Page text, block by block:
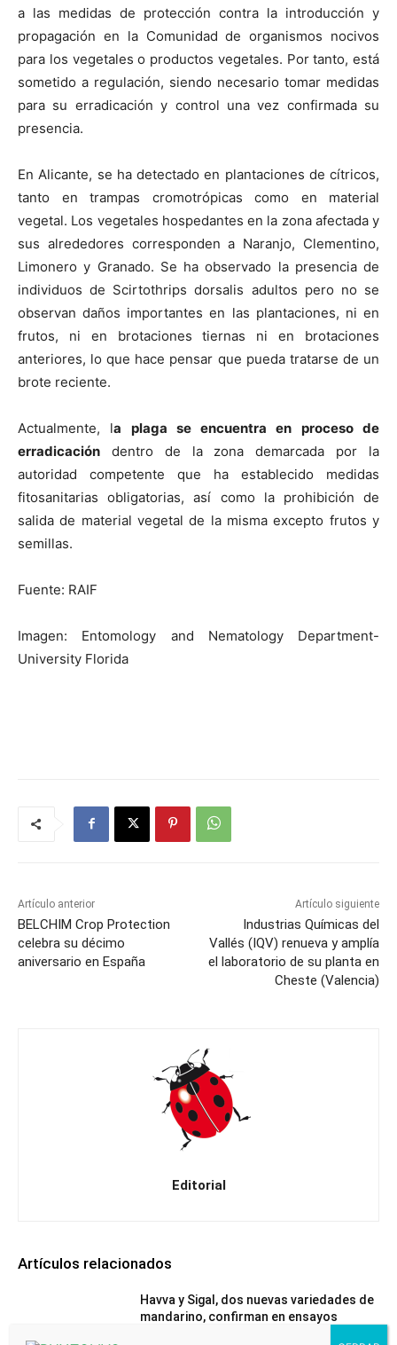
a las medidas de protección contra la introducción y
propagación en la Comunidad de organismos nocivos
para los vegetales o productos vegetales. Por tanto, está
sometido a regulación, siendo necesario tomar medidas
para su erradicación y control una vez confirmada su
presencia.
En Alicante, se ha detectado en plantaciones de cítricos,
tanto en trampas cromotrópicas como en material
vegetal. Los vegetales hospedantes en la zona afectada y
sus alrededores corresponden a Naranjo, Clementino,
Limonero y Granado. Se ha observado la presencia de
individuos de Scirtothrips dorsalis adultos pero no se
observan daños importantes en las plantaciones, ni en
frutos, ni en brotaciones tiernas ni en brotaciones
anteriores, lo que hace pensar que pueda tratarse de un
brote reciente.
Actualmente, la plaga se encuentra en proceso de
erradicación dentro de la zona demarcada por la
autoridad competente que ha establecido medidas
fitosanitarias obligatorias, así como la prohibición de
salida de material vegetal de la misma excepto frutos y
semillas.
Fuente: RAIF
Imagen: Entomology and Nematology Department-
University Florida
Artículo anterior
BELCHIM Crop Protection
celebra su décimo
aniversario en España
Artículo siguiente
Industrias Químicas del
Vallés (IQV) renueva y amplía
el laboratorio de su planta en
Cheste (Valencia)
Editorial
Artículos relacionados
Havva y Sigal, dos nuevas variedades de
mandarino, confirman en ensayos